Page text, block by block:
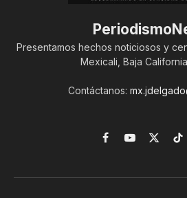
Presentamos hechos noticiosos y
Mexicali, Baja
Contáctanos:
Facebook
YouTube
X